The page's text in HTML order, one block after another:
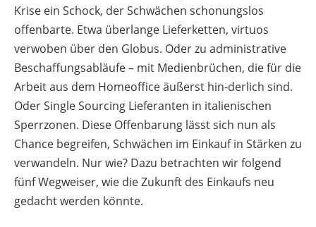
Krise ein Schock, der Schwächen schonungslos
offenbarte. Etwa überlange Lieferketten, virtuos
verwoben über den Globus. Oder zu administrative
Beschaffungsabläufe – mit Medienbrüchen, die für die
Arbeit aus dem Homeoffice äußerst hin-derlich sind.
Oder Single Sourcing Lieferanten in italienischen
Sperrzonen. Diese Offenbarung lässt sich nun als
Chance begreifen, Schwächen im Einkauf in Stärken zu
verwandeln. Nur wie? Dazu betrachten wir folgend
fünf Wegweiser, wie die Zukunft des Einkaufs neu
gedacht werden könnte.